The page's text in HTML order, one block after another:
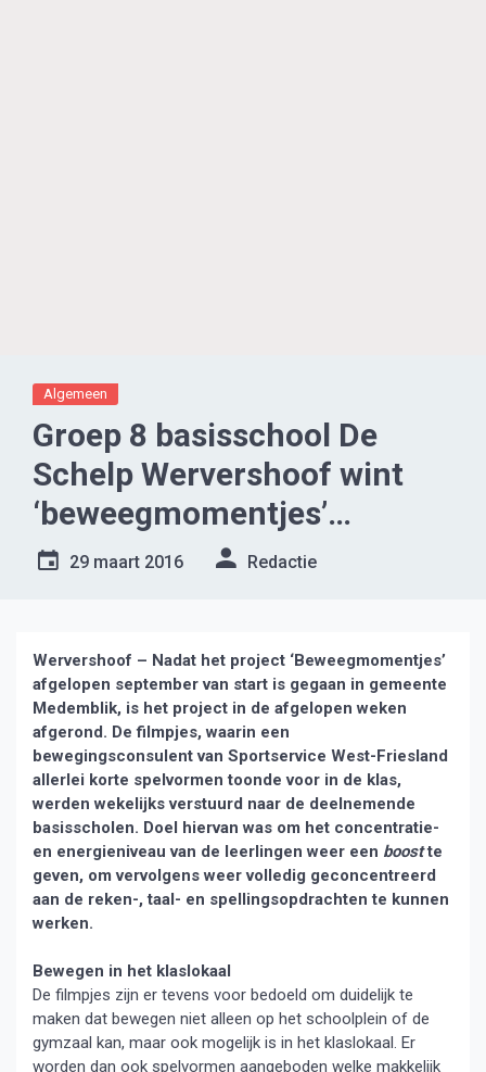
Algemeen
Groep 8 basisschool De
Schelp Wervershoof wint
‘beweegmomentjes’
Medemblik
29 maart 2016 Redactie
Wervershoof – Nadat het project ‘Beweegmomentjes’
afgelopen september van start is gegaan in gemeente
Medemblik, is het project in de afgelopen weken
afgerond. De filmpjes, waarin een
bewegingsconsulent van Sportservice West-Friesland
allerlei korte spelvormen toonde voor in de klas,
werden wekelijks verstuurd naar de deelnemende
basisscholen. Doel hiervan was om het concentratie-
en energieniveau van de leerlingen weer een boostte
geven, om vervolgens weer volledig geconcentreerd
aan de reken-, taal- en spellingsopdrachten te kunnen
werken.
Bewegen in het klaslokaal
De filmpjes zijn er tevens voor bedoeld om duidelijk te
maken dat bewegen niet alleen op het schoolplein of de
gymzaal kan, maar ook mogelijk is in het klaslokaal. Er
worden dan ook spelvormen aangeboden welke makkelijk